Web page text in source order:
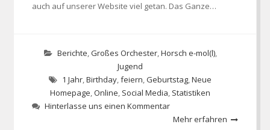
auch auf unserer Website viel getan. Das Ganze…
Berichte,Großes Orchester,Horsch e-mol(l),
Jugend
1 Jahr,Birthday,feiern,Geburtstag,Neue
Homepage,Online, Social Media, Statistiken
Hinterlasse uns einen Kommentar
Mehr erfahren